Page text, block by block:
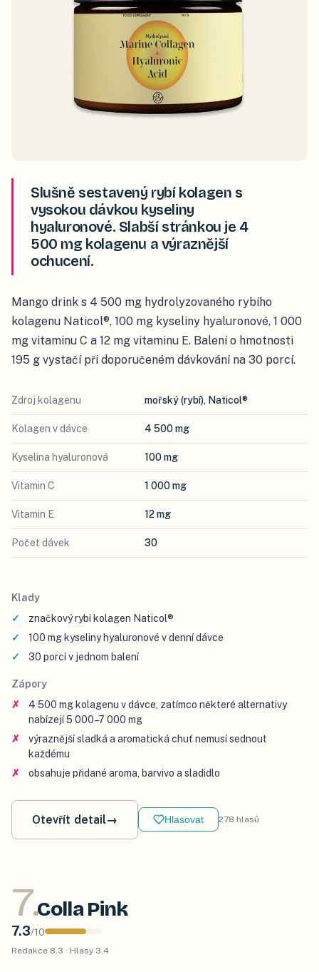
Slušně sestavený rybí kolagen s
vysokou dávkou kyseliny
hyaluronové. Slabší stránkou je 4
500 mg kolagenu a výraznější
ochucení.
Mango drink s 4 500 mg hydrolyzovaného rybího
kolagenu Naticol®, 100 mg kyseliny hyaluronové, 1 000
mg vitaminu C a 12 mg vitaminu E. Balení o hmotnosti
195 g vystačí při doporučeném dávkování na 30 porcí.
Zdroj kolagenu mořský (rybí), Naticol®
Kolagen v dávce 4 500 mg
Kyselina hyaluronová 100 mg
Vitamin C 1 000 mg
Vitamin E 12 mg
Počet dávek 30
Klady
značkový rybí kolagen Naticol®
100 mg kyseliny hyaluronové v denní dávce
30 porcí v jednom balení
Zápory
4 500 mg kolagenu v dávce, zatímco některé alternativy
nabízejí 5 000–7 000 mg
výraznější sladká a aromatická chuť nemusí sednout
každému
obsahuje přidané aroma, barvivo a sladidlo
Otevřít detail→ Hlasovat 278 hlasů
7.Colla Pink
7.3/10
Redakce 8.3 · Hlasy 3.4